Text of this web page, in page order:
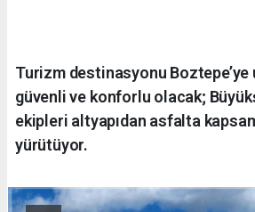
Turizm destinasyonu Boztepe’ye
güvenli ve konforlu olacak;
ekipleri altyapıdan asfalta
yürütüyor.